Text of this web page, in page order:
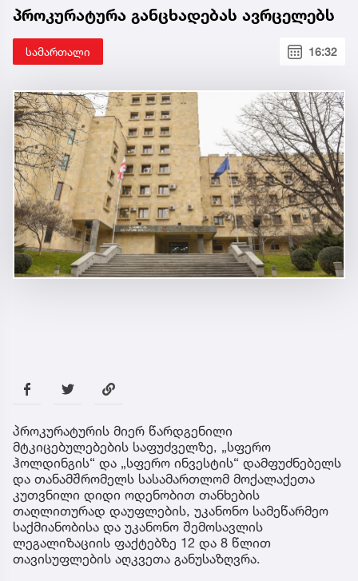
პროკურატურა განცხადებას ავრცელებს
სამართალი 16:32
პროკურატურის მიერ წარდგენილი
მტკიცებულებების საფუძველზე, „სფერო
ჰოლდინგის“ და „სფერო ინვესტის“ დამფუძნებელს
და თანამშრომელს სასამართლომ მოქალაქეთა
კუთვნილი დიდი ოდენობით თანხების
თაღლითურად დაუფლების, უკანონო სამეწარმეო
საქმიანობისა და უკანონო შემოსავლის
ლეგალიზაციის ფაქტებზე 12 და 8 წლით
თავისუფლების აღკვეთა განუსაზღვრა.